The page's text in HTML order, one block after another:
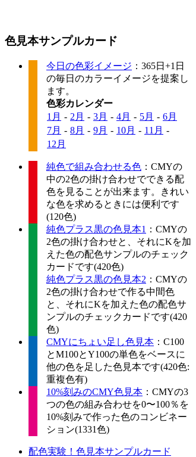
色見本サンプルカード
今日の色彩イメージ ：365日+1日
の毎日のカラーイメージを提案し
ます。
色彩カレンダー
1月 - 2月 - 3月 - 4月 - 5月 - 6月
7月 - 8月 - 9月 - 10月 - 11月 -
12月
純色で組み合わせる色 ：CMYの
中の2色の掛け合わせでできる配
色を見ることが出来ます。きれい
な色を求めるときには便利です
(120色)
純色プラス黒の色見本1 ：CMYの
2色の掛け合わせと、それにKを加
えた色の配色サンプルのチェック
カードです(420色)
純色プラス黒の色見本2 ：CMYの
2色の掛け合わせで作る中間色
と、それにKを加えた色の配色サ
ンプルのチェックカードです(420
色)
CMYにちょい足し色見本 ：C100
とM100とY100の単色をベースに
他の色を足した色見本です(420色:
重複色有)
10%刻みのCMY色見本 ：CMYの3
つの色の組み合わせを0〜100％を
10%刻みで作った色のコンビネー
ション(1331色)
配色実験！色見本サンプルカード